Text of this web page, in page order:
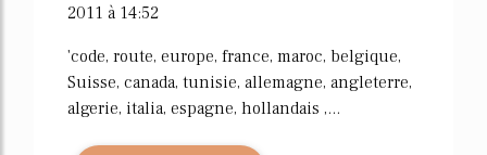
2011 à 14:52
'code, route, europe, france, maroc, belgique,
Suisse, canada, tunisie, allemagne, angleterre,
algerie, italia, espagne, hollandais ,...